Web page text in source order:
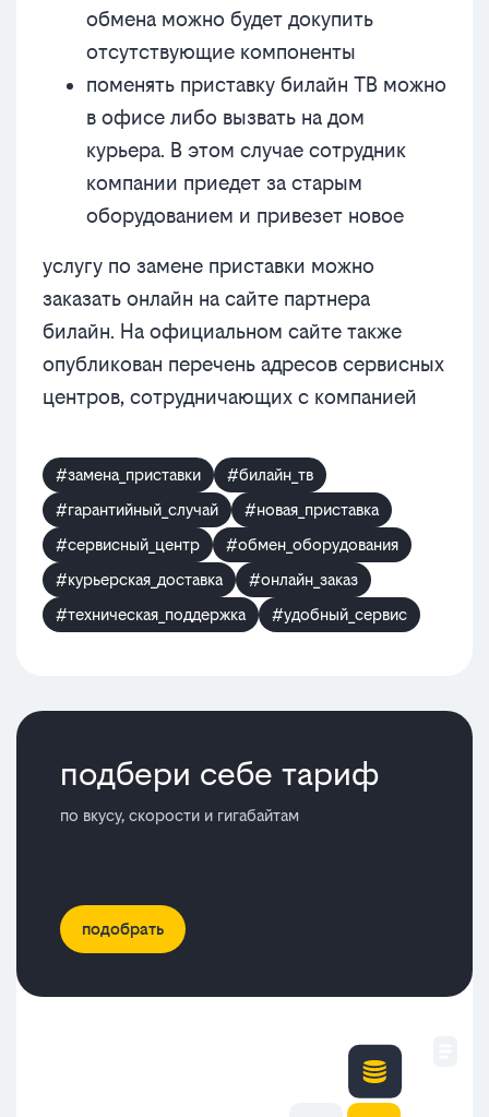
обмена можно будет докупить
отсутствующие компоненты
поменять приставку билайн ТВ можно
в офисе либо вызвать на дом
курьера. В этом случае сотрудник
компании приедет за старым
оборудованием и привезет новое
услугу по замене приставки можно
заказать онлайн на сайте партнера
билайн. На официальном сайте также
опубликован перечень адресов сервисных
центров, сотрудничающих с компанией
#замена_приставки
#билайн_тв
#гарантийный_случай
#новая_приставка
#сервисный_центр
#обмен_оборудования
#курьерская_доставка
#онлайн_заказ
#техническая_поддержка
#удобный_сервис
подбери себе тариф
по вкусу, скорости и гигабайтам
подобрать